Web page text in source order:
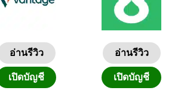
อ่านรีวิว
เปิดบัญชี
อ่านรีวิว
เปิดบัญชี